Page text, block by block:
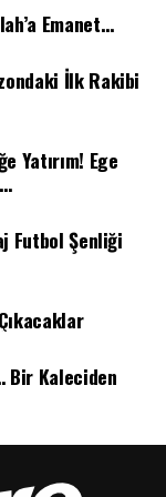
büyümesini
her çocuğun
için
Katkı
Kıta
değil,
de önemli bir
ettiği yarışta
alanda
Emanet…
İlk Rakibi
Yatırım! Ege
Futbol Şenliği
Bir Kaleciden